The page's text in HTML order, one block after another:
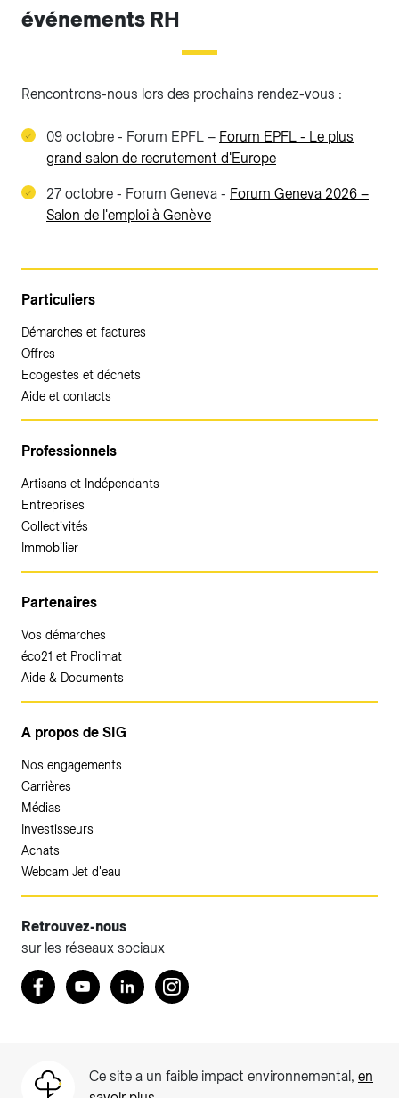
événements RH
Rencontrons-nous lors des prochains rendez-vous :
09 octobre - Forum EPFL – Forum EPFL - Le plus
grand salon de recrutement d'Europe
27 octobre - Forum Geneva - Forum Geneva 2026 –
Salon de l'emploi à Genève
Particuliers
Démarches et factures
Offres
Ecogestes et déchets
Aide et contacts
Professionnels
Artisans et Indépendants
Entreprises
Collectivités
Immobilier
Partenaires
Vos démarches
éco21 et Proclimat
Aide & Documents
A propos de SIG
Nos engagements
Carrières
Médias
Investisseurs
Achats
Webcam Jet d'eau
Retrouvez-nous
sur les réseaux sociaux
Retrouvez nous sur Facebook
YoutubeLinkedInInstagram
Ce site a un faible impact environnemental, en
Accéder à votre espace client SIG.
Votre espace client SIG n'est pas optimisé pour une
Particuliers)